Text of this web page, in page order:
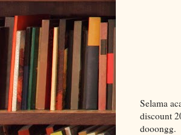
Selama
discount
dooongg.